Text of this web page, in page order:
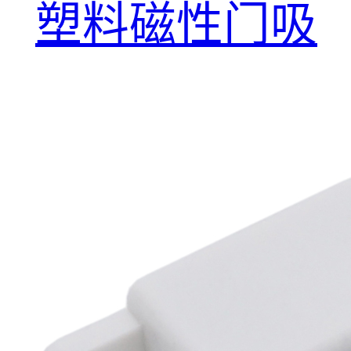
塑料磁性门吸